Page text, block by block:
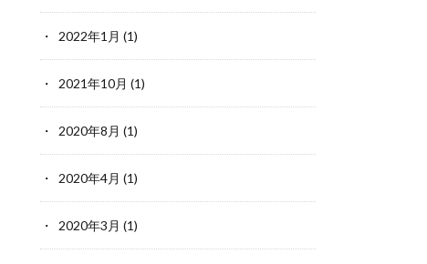
2022年1月 (1)
2021年10月 (1)
2020年8月 (1)
2020年4月 (1)
2020年3月 (1)